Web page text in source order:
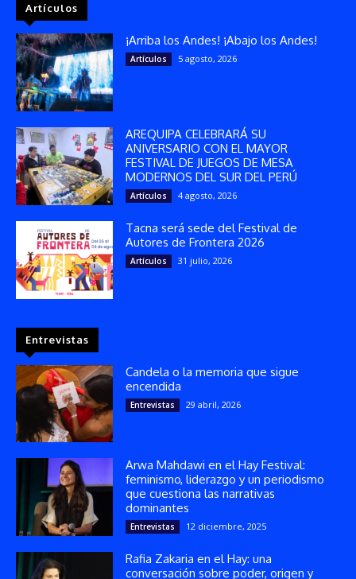
Artículos
¡Arriba los Andes! ¡Abajo los Andes!
Artículos 5 agosto, 2026
AREQUIPA CELEBRARÁ SU
ANIVERSARIO CON EL MAYOR
FESTIVAL DE JUEGOS DE MESA
MODERNOS DEL SUR DEL PERÚ
Artículos 4 agosto, 2026
Tacna será sede del Festival de
Autores de Frontera 2026
Artículos 31 julio, 2026
Entrevistas
Candela o la memoria que sigue
encendida
Entrevistas 29 abril, 2026
Arwa Mahdawi en el Hay Festival:
feminismo, liderazgo y un periodismo
que cuestiona las narrativas
dominantes
Entrevistas 12 diciembre, 2025
Rafia Zakaria en el Hay: una
conversación sobre poder, origen y